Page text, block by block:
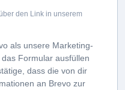
den Link in unserem
als unsere Marketing-
Formular ausfüllen
dass die von dir
an Brevo zur